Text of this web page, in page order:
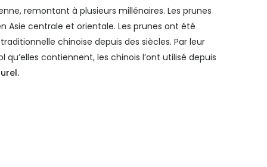
remontant à plusieurs millénaires. Les prunes
Asie centrale et orientale. Les prunes ont été
chinoise depuis des siècles. Par leur
contiennent, les chinois l’ont utilisé depuis